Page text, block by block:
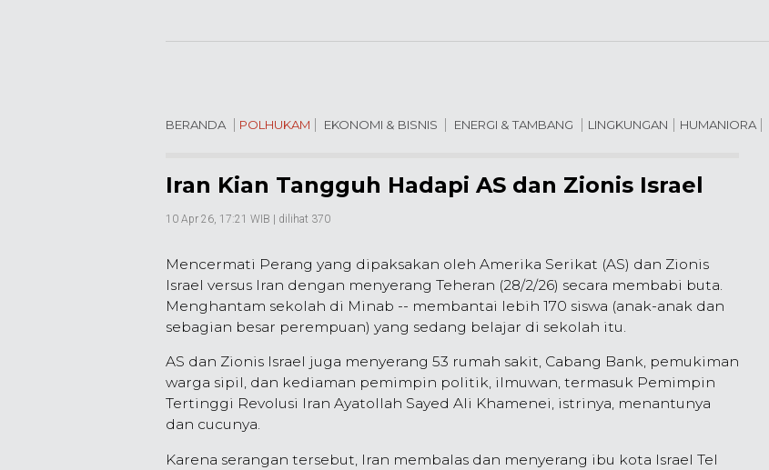
BERANDA POLHUKAM EKONOMI & BISNIS ENERGI & TAMBANG LINGKUNGAN HUMANIORA
Iran Kian Tangguh Hadapi AS dan Zionis Israel
10 Apr 26, 17:21 WIB | dilihat 370
Mencermati Perang yang dipaksakan oleh Amerika Serikat (AS) dan Zionis
Israel versus Iran dengan menyerang Teheran (28/2/26) secara membabi buta.
Menghantam sekolah di Minab -- membantai lebih 170 siswa (anak-anak dan
sebagian besar perempuan) yang sedang belajar di sekolah itu.
AS dan Zionis Israel juga menyerang 53 rumah sakit, Cabang Bank, pemukiman
warga sipil, dan kediaman pemimpin politik, ilmuwan, termasuk Pemimpin
Tertinggi Revolusi Iran Ayatollah Sayed Ali Khamenei, istrinya, menantunya
dan cucunya.
Karena serangan tersebut, Iran membalas dan menyerang ibu kota Israel Tel